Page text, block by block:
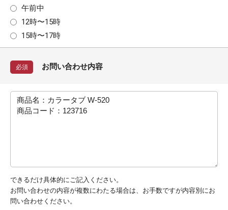
午前中
12時〜15時
15時〜17時
必須 お問い合わせ内容
できるだけ具体的にご記入ください。
お問い合わせの内容が複数にわたる場合は、お手数ですが内容別にお
問い合わせください。